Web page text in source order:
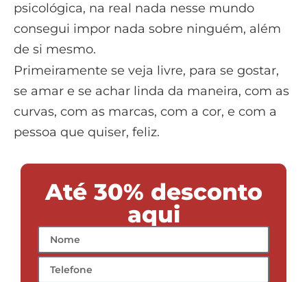
psicológica, na real nada nesse mundo
consegui impor nada sobre ninguém, além
de si mesmo.
Primeiramente se veja livre, para se gostar,
se amar e se achar linda da maneira, com as
curvas, com as marcas, com a cor, e com a
pessoa que quiser, feliz.
Até 30% desconto
aqui